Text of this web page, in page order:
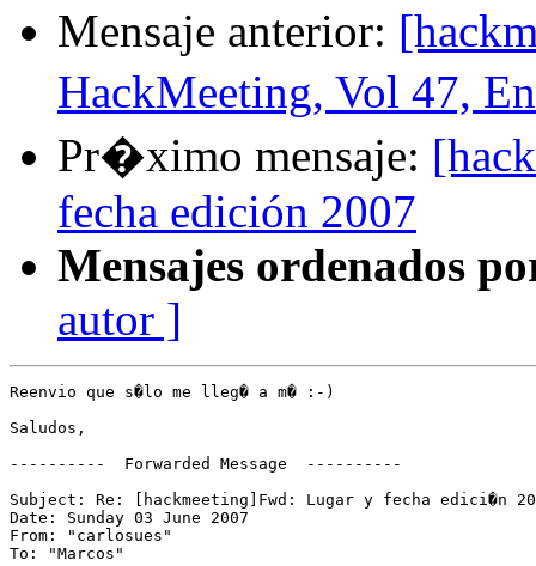
Mensaje anterior:
HackMeeting, Vol 47,
Pr�ximo mensaje:
fecha edición 2007
Mensajes ordenados
autor ]
Reenvio que s�lo me lleg� a m� :-)
Saludos,
----------  Forwarded Message  ----------
Subject: Re: [hackmeeting]Fwd: Lugar y fecha edici�n
Date: Sunday 03 June 2007
From: "carlosues"
To: "Marcos"